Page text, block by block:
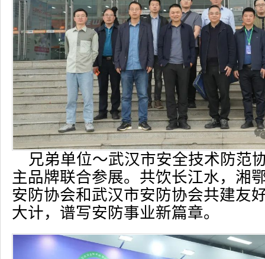
兄弟单位～武汉市安全技术防范
主品牌联合参展。共饮长江水，湘
安防协会和武汉市安防协会共建友
大计，谱写安防事业新篇章。